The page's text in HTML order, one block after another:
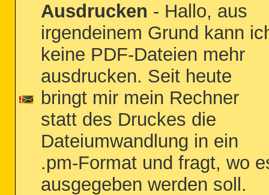
Ausdrucken - Hallo, aus
irgendeinem Grund kann
keine PDF-Dateien mehr
ausdrucken. Seit heute
bringt mir mein Rechner
statt des Druckes die
Dateiumwandlung in ein
.pm-Format und fragt, wo
ausgegeben werden soll.